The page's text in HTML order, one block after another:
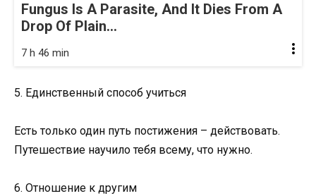
Fungus Is A Parasite, And It Dies From A
Drop Of Plain...
7 h 46 min
5. Единственный способ учиться
Есть только один путь постижения – действовать.
Путешествие научило тебя всему, что нужно.
6. Отношение к другим